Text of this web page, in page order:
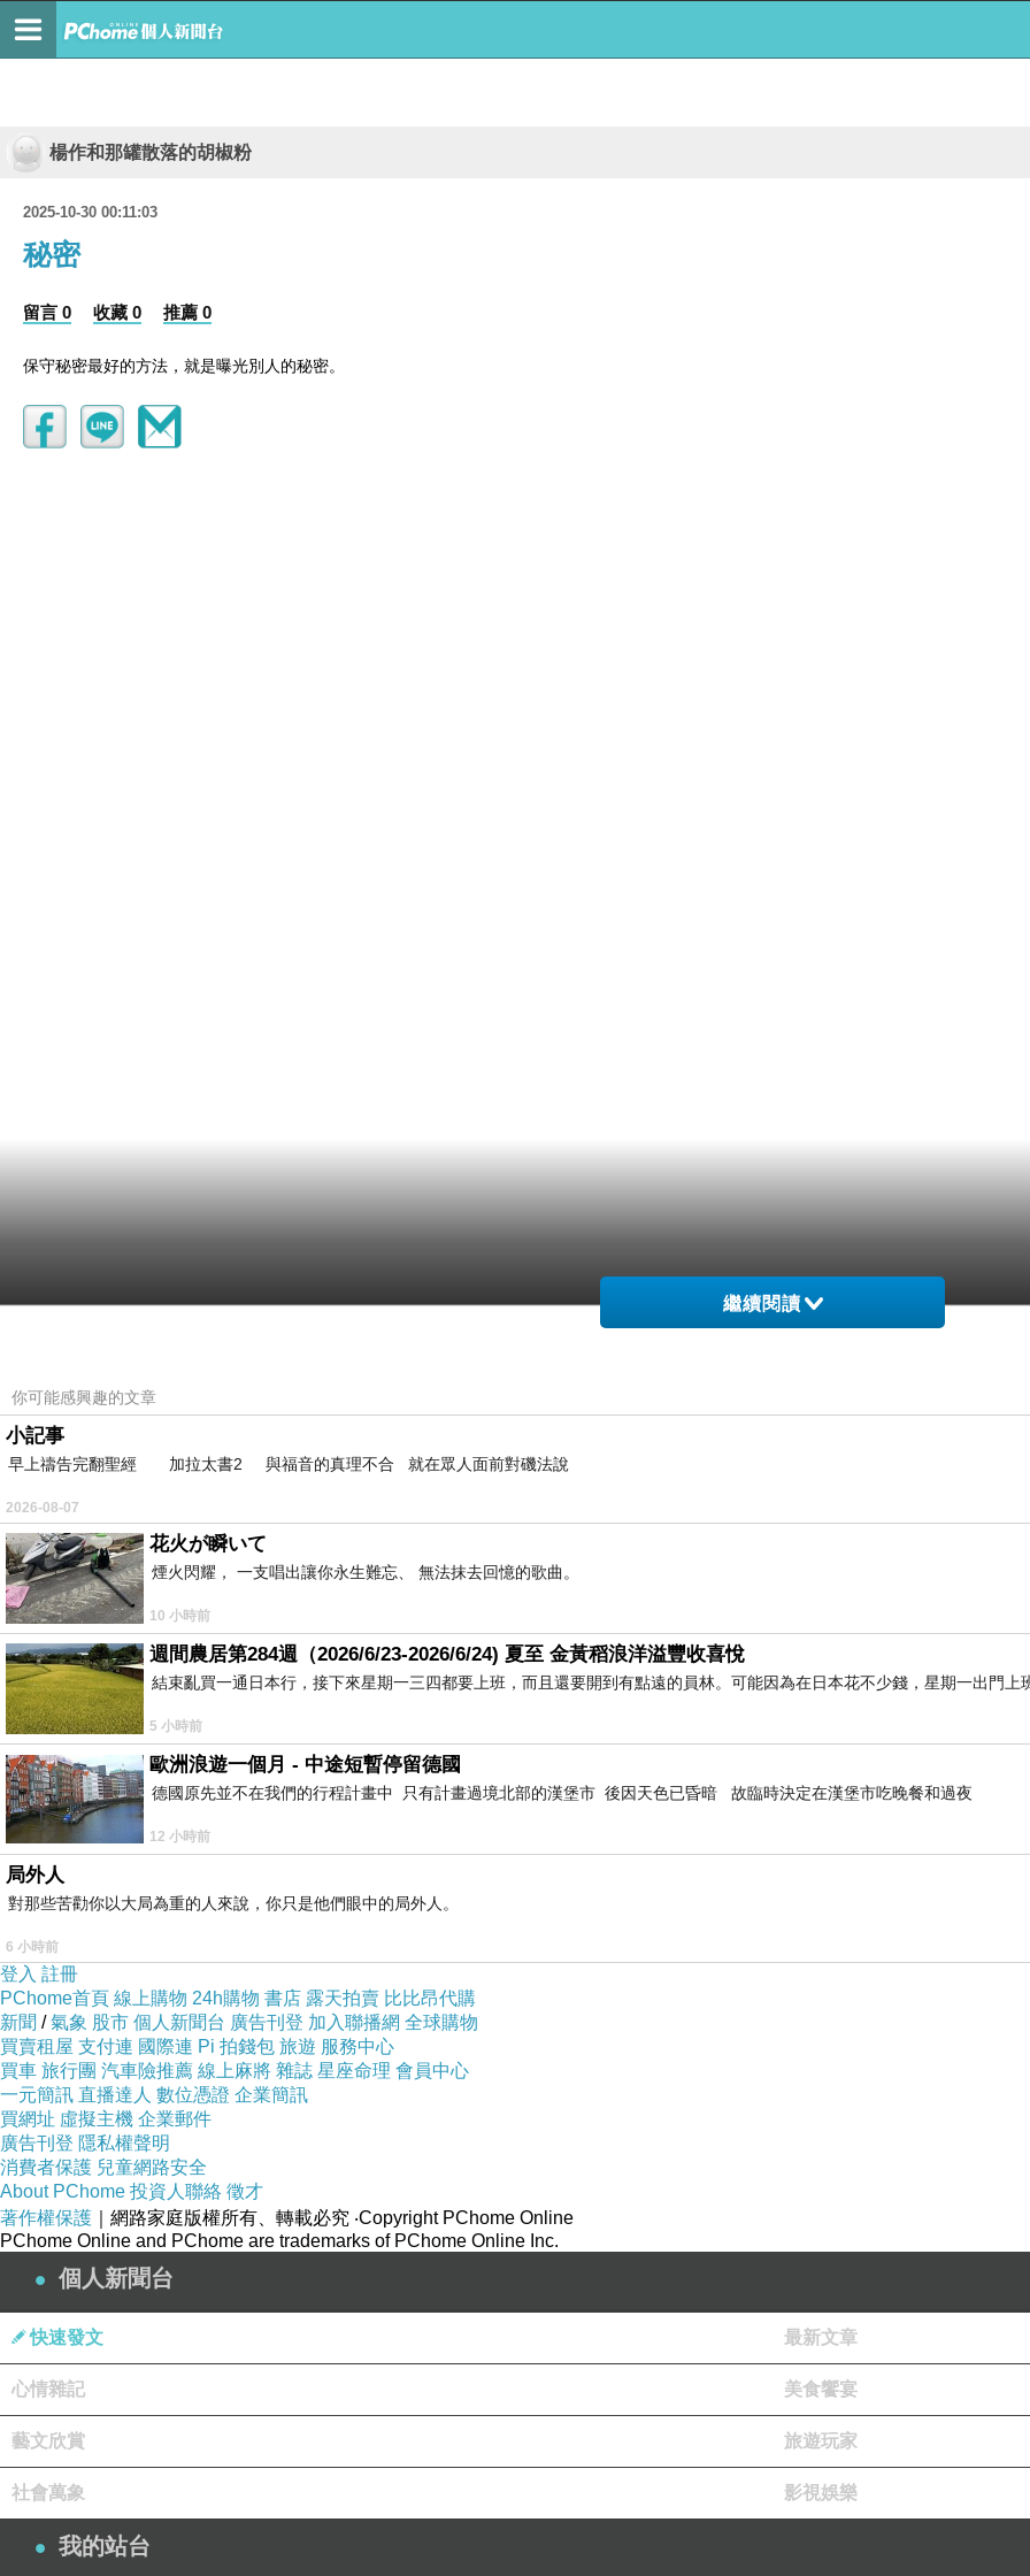
楊作和那罐散落的胡椒粉
2025-10-30 00:11:03
秘密
留言 0 收藏 0 推薦 0
保守秘密最好的方法，就是曝光別人的秘密。
繼續閱讀
你可能感興趣的文章
小記事
早上禱告完翻聖經 加拉太書2 與福音的真理不合 就在眾人面前對磯法說
2026-08-07
花火が瞬いて
煙火閃耀， 一支唱出讓你永生難忘、 無法抹去回憶的歌曲。
10 小時前
週間農居第284週（2026/6/23-2026/6/24) 夏至 金黃稻浪洋溢豐收喜悅
結束亂買一通日本行，接下來星期一三四都要上班，而且還要開到有點遠的員林。可能因為在日本花不少錢，星期一出門上
5 小時前
歐洲浪遊一個月 - 中途短暫停留德國
德國原先並不在我們的行程計畫中 只有計畫過境北部的漢堡市 後因天色已昏暗 故臨時決定在漢堡市吃晚餐和過夜
12 小時前
局外人
對那些苦勸你以大局為重的人來說，你只是他們眼中的局外人。
6 小時前
登入 註冊
PChome首頁 線上購物 24h購物 書店 露天拍賣 比比昂代購
新聞 /氣象 股市 個人新聞台 廣告刊登 加入聯播網 全球購物
買賣租屋 支付連 國際連 Pi 拍錢包 旅遊 服務中心
買車 旅行團 汽車險推薦 線上麻將 雜誌 星座命理 會員中心
一元簡訊 直播達人 數位憑證 企業簡訊
買網址 虛擬主機 企業郵件
廣告刊登 隱私權聲明
消費者保護 兒童網路安全
About PChome 投資人聯絡 徵才
著作權保護 ｜網路家庭版權所有、轉載必究 ‧Copyright PChome Online
PChome Online and PChome are trademarks of PChome Online Inc.
個人新聞台
快速發文 最新文章
心情雜記 美食饗宴
藝文欣賞 旅遊玩家
社會萬象 影視娛樂
我的站台